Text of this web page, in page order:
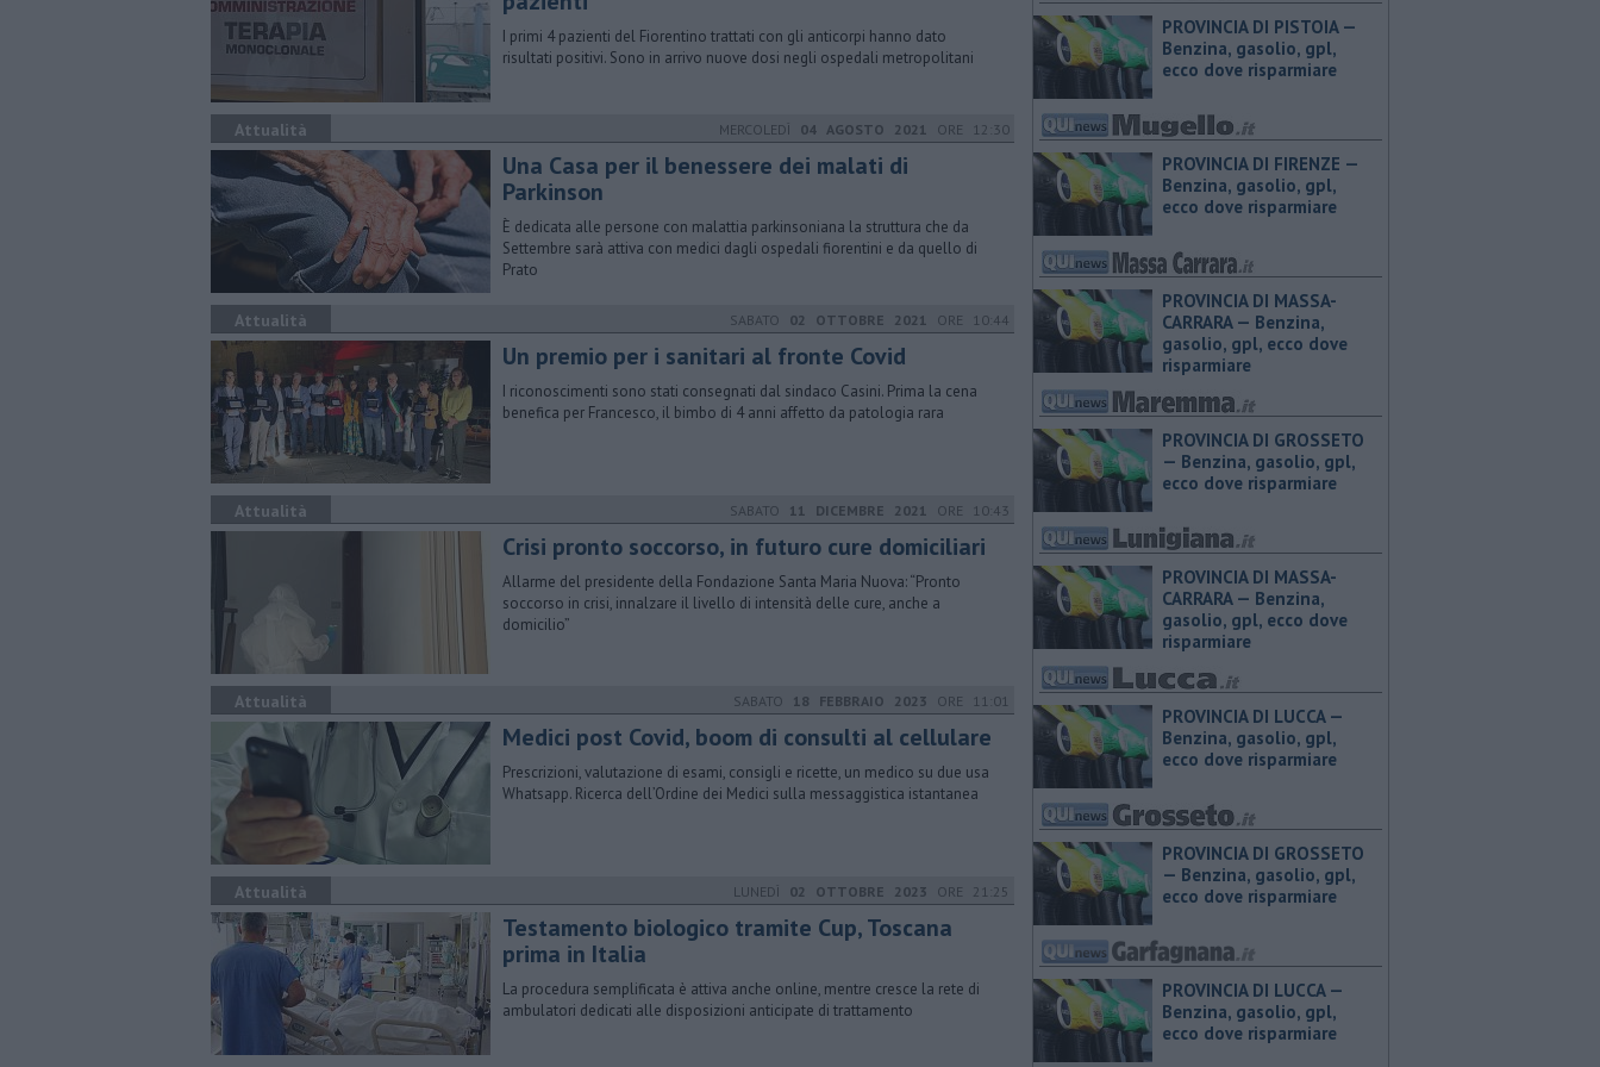
I primi 4 pazienti del Fiorentino trattati con gli anticorpi hanno dato
risultati positivi. Sono in arrivo nuove dosi negli ospedali metropolitani
Attualità MERCOLEDÌ 04 AGOSTO 2021 ORE 12:30
Una Casa per il benessere dei malati di
Parkinson
È dedicata alle persone con malattia parkinsoniana la struttura che da
Settembre sarà attiva con medici dagli ospedali fiorentini e da quello di
Prato
Attualità SABATO 02 OTTOBRE 2021 ORE 10:44
Un premio per i sanitari al fronte Covid
I riconoscimenti sono stati consegnati dal sindaco Casini. Prima la cena
benefica per Francesco, il bimbo di 4 anni affetto da patologia rara
Attualità SABATO 11 DICEMBRE 2021 ORE 10:43
Crisi pronto soccorso, in futuro cure domiciliari
Allarme del presidente della Fondazione Santa Maria Nuova: “Pronto
soccorso in crisi, innalzare il livello di intensità delle cure, anche a
domicilio”
Attualità SABATO 18 FEBBRAIO 2023 ORE 11:01
Medici post Covid, boom di consulti al cellulare
Prescrizioni, valutazione di esami, consigli e ricette, un medico su due usa
Whatsapp. Ricerca dell’Ordine dei Medici sulla messaggistica istantanea
Attualità LUNEDÌ 02 OTTOBRE 2023 ORE 21:25
Testamento biologico tramite Cup, Toscana
prima in Italia
La procedura semplificata è attiva anche online, mentre cresce la rete di
ambulatori dedicati alle disposizioni anticipate di trattamento
PROVINCIA DI PISTOIA — ​
Benzina, gasolio, gpl,
ecco dove risparmiare
PROVINCIA DI FIRENZE — ​
Benzina, gasolio, gpl,
ecco dove risparmiare
PROVINCIA DI MASSA-
CARRARA — ​Benzina,
gasolio, gpl, ecco dove
risparmiare
PROVINCIA DI GROSSETO
— ​Benzina, gasolio, gpl,
ecco dove risparmiare
PROVINCIA DI MASSA-
CARRARA — ​Benzina,
gasolio, gpl, ecco dove
risparmiare
PROVINCIA DI LUCCA — ​
Benzina, gasolio, gpl,
ecco dove risparmiare
PROVINCIA DI GROSSETO
— ​Benzina, gasolio, gpl,
ecco dove risparmiare
PROVINCIA DI LUCCA — ​
Benzina, gasolio, gpl,
ecco dove risparmiare